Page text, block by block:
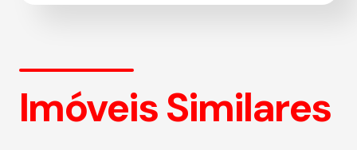
Imóveis Similares